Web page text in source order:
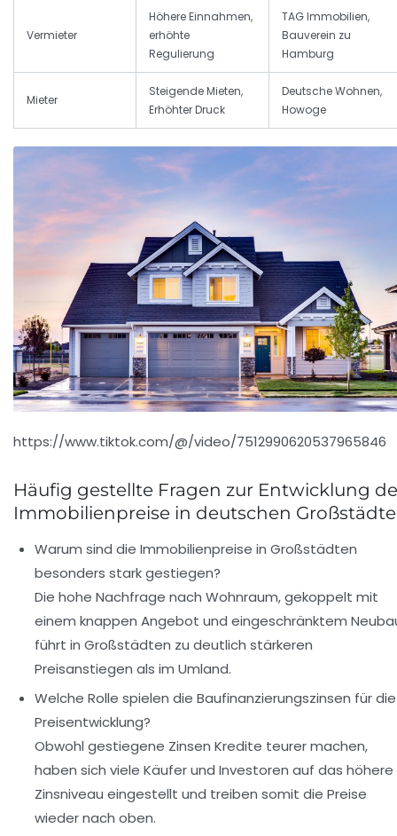
Vermieter
Höhere Einnahmen,
erhöhte
Regulierung
TAG Immobilien,
Bauverein zu
Hamburg
Mieter
Steigende Mieten,
Erhöhter Druck
Deutsche Wohnen,
Howoge
https://www.tiktok.com/@/video/7512990620537965846
Häufig gestellte Fragen zur Entwicklung
Immobilienpreise in deutschen
Warum sind die Immobilienpreise in Großstädten
besonders stark gestiegen?
Die hohe Nachfrage nach Wohnraum, gekoppelt mit
einem knappen Angebot und eingeschränktem
führt in Großstädten zu deutlich stärkeren
Preisanstiegen als im Umland.
Welche Rolle spielen die Baufinanzierungszinsen für die
Preisentwicklung?
Obwohl gestiegene Zinsen Kredite teurer machen,
haben sich viele Käufer und Investoren auf das höhere
Zinsniveau eingestellt und treiben somit die Preise
wieder nach oben.